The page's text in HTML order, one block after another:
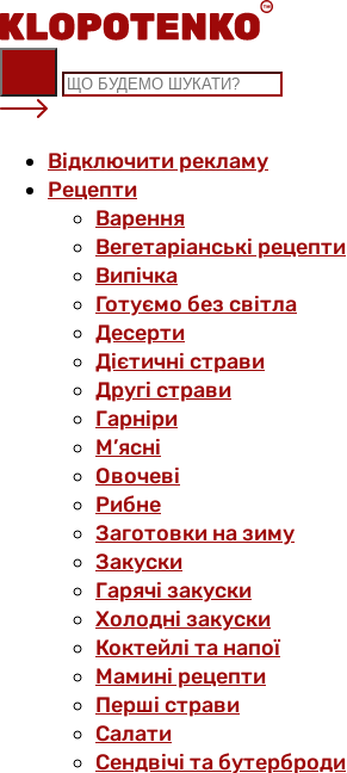
Skip
to
content
Відключити рекламу
Рецепти
Варення
Вегетаріанські рецепти
Випічка
Готуємо без світла
Десерти
Дієтичні страви
Другі страви
Гарніри
М’ясні
Овочеві
Рибне
Заготовки на зиму
Закуски
Гарячі закуски
Холодні закуски
Коктейлі та напої
Мамині рецепти
Перші страви
Салати
Сендвічі та бутерброди